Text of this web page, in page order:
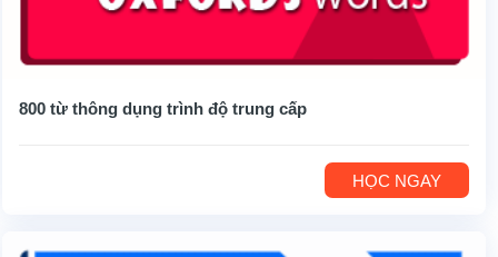
800 từ thông dụng trình độ trung cấp
HỌC NGAY